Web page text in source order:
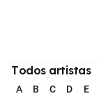
Todos artistas
A B C D E